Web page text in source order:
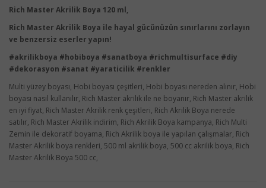
Rich Master Akrilik Boya 120 ml,
Rich Master Akrilik Boya ile hayal gücünüzün sınırlarını zorlayın
ve benzersiz eserler yapın!
#akrilikboya #hobiboya #sanatboya #richmultisurface #diy
#dekorasyon #sanat #yaraticilik #renkler
Multi yüzey boyası, Hobi boyası çeşitleri, Hobi boyası nereden alınır, Hobi
boyası nasıl kullanılır, Rich Master akrilik ile ne boyanır, Rich Master akrilik
en iyi fiyat, Rich Master Akrilik renk çeşitleri, Rich Akrilik Boya nerede
satılır, Rich Master Akrilik indirim, Rich Akrilik Boya kampanya, Rich Multi
Zemin ile dekoratif boyama, Rich Akrilik boya ile yapılan çalışmalar, Rich
Master Akrilik boya renkleri, 500 ml akrilik boya, 500 cc akrilik boya, Rich
Master Akrilik Boya 500 cc,